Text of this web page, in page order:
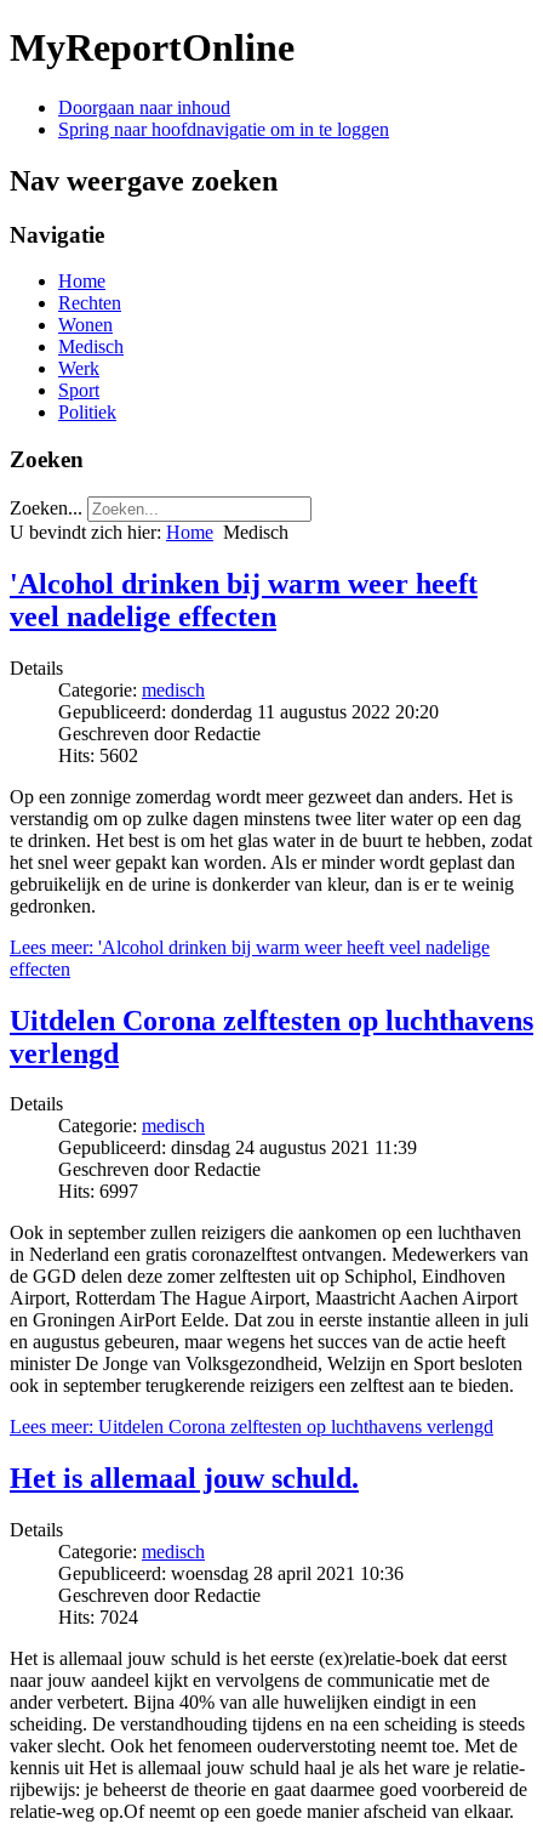
MyReportOnline
Doorgaan naar inhoud
Spring naar hoofdnavigatie om in te loggen
Nav weergave zoeken
Navigatie
Home
Rechten
Wonen
Medisch
Werk
Sport
Politiek
Zoeken
Zoeken...
U bevindt zich hier: Home Medisch
'Alcohol drinken bij warm weer heeft
veel nadelige effecten
Details
Categorie: medisch
Gepubliceerd: donderdag 11 augustus 2022 20:20
Geschreven door Redactie
Hits: 5602
Op een zonnige zomerdag wordt meer gezweet dan anders. Het is
verstandig om op zulke dagen minstens twee liter water op een dag
te drinken. Het best is om het glas water in de buurt te hebben, zodat
het snel weer gepakt kan worden. Als er minder wordt geplast dan
gebruikelijk en de urine is donkerder van kleur, dan is er te weinig
gedronken.
Lees meer: 'Alcohol drinken bij warm weer heeft veel nadelige
effecten
Uitdelen Corona zelftesten op luchthavens
verlengd
Details
Categorie: medisch
Gepubliceerd: dinsdag 24 augustus 2021 11:39
Geschreven door Redactie
Hits: 6997
Ook in september zullen reizigers die aankomen op een luchthaven
in Nederland een gratis coronazelftest ontvangen. Medewerkers van
de GGD delen deze zomer zelftesten uit op Schiphol, Eindhoven
Airport, Rotterdam The Hague Airport, Maastricht Aachen Airport
en Groningen AirPort Eelde. Dat zou in eerste instantie alleen in juli
en augustus gebeuren, maar wegens het succes van de actie heeft
minister De Jonge van Volksgezondheid, Welzijn en Sport besloten
ook in september terugkerende reizigers een zelftest aan te bieden.
Lees meer: Uitdelen Corona zelftesten op luchthavens verlengd
Het is allemaal jouw schuld.
Details
Categorie: medisch
Gepubliceerd: woensdag 28 april 2021 10:36
Geschreven door Redactie
Hits: 7024
Het is allemaal jouw schuld is het eerste (ex)relatie-boek dat eerst
naar jouw aandeel kijkt en vervolgens de communicatie met de
ander verbetert. Bijna 40% van alle huwelijken eindigt in een
scheiding. De verstandhouding tijdens en na een scheiding is steeds
vaker slecht. Ook het fenomeen ouderverstoting neemt toe. Met de
kennis uit Het is allemaal jouw schuld haal je als het ware je relatie-
rijbewijs: je beheerst de theorie en gaat daarmee goed voorbereid de
relatie-weg op.Of neemt op een goede manier afscheid van elkaar.